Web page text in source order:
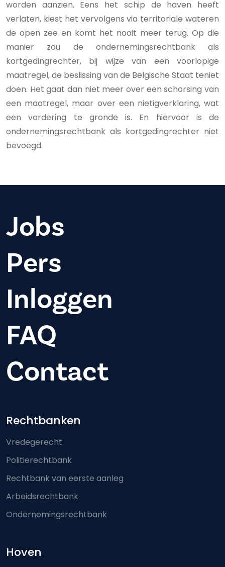
worden aanzien. Eens het schip de haven heeft
verlaten, kiest het vervolgens via territoriale wateren
de open zee en komt het nooit meer terug. Op die
manier zou de ondernemingsrechtbank als
kortgedingrechter, bij wijze van een voorlopige
maatregel, de beslissing van de Belgische Staat teniet
doen. Het gaat dan niet meer over een schorsing van
een maatregel, maar over een nietigverklaring, wat
een vordering te gronde is. En hiervoor is de
ondernemingsrechtbank als kortgedingrechter niet
bevoegd.
Jobs
Pers
Inloggen
FAQ
Contact
Footer-menu
Rechtbanken
Vredegerecht
Politierechtbank
Rechtbank van eerste aanleg
Arbeidsrechtbank
Ondernemingsrechtbank
Hoven